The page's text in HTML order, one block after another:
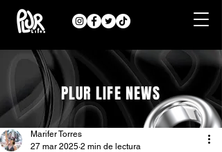
PLUR LIFE NEWS
Marifer Torres
27 mar 2025 2 min de lectura